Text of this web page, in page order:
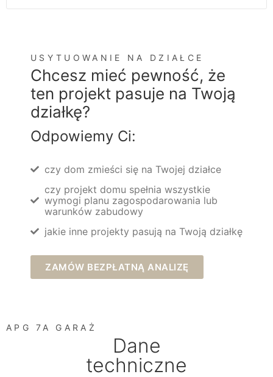
USYTUOWANIE NA DZIAŁCE
Chcesz mieć pewność, że
ten projekt pasuje na Twoją
działkę?
Odpowiemy Ci:
czy dom zmieści się na Twojej działce
czy projekt domu spełnia wszystkie
wymogi planu zagospodarowania lub
warunków zabudowy
jakie inne projekty pasują na Twoją działkę
ZAMÓW BEZPŁATNĄ ANALIZĘ
APG 7A GARAŻ
Dane
techniczne